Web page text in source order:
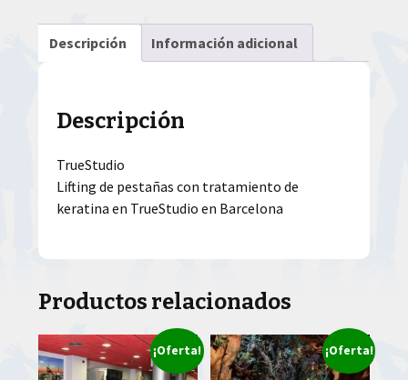
Descripción Información adicional
Descripción
TrueStudio
Lifting de pestañas con tratamiento de
keratina en TrueStudio en Barcelona
Productos relacionados
¡Oferta! ¡Oferta!